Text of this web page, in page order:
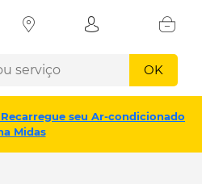
OK
seu Ar-condicionado
Midas